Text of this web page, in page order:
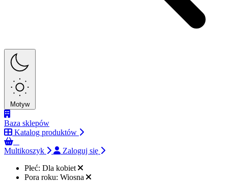
Motyw
Baza sklepów
Katalog produktów
Multikoszyk
Zaloguj się
Płeć: Dla kobiet
Pora roku: Wiosna